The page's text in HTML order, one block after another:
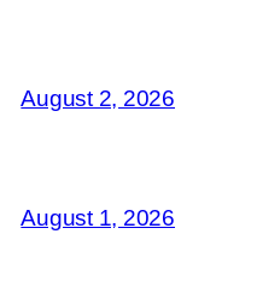
August 2, 2026
August 1, 2026